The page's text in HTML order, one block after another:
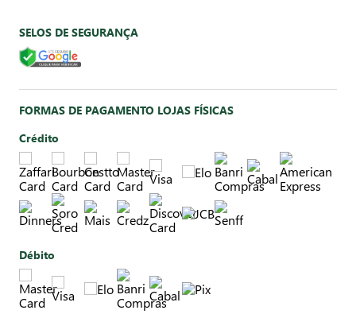
SELOS DE SEGURANÇA
FORMAS DE PAGAMENTO LOJAS FÍSICAS
Crédito
Débito